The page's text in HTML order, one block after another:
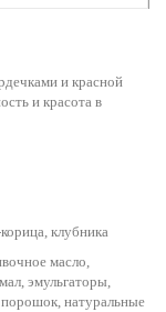
и красной
и красота в
клубника
масло,
эмульгаторы,
натуральные